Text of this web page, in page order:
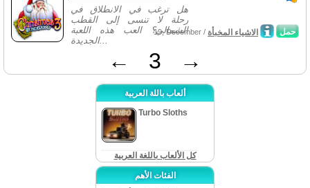
هل ترغب في الانطلاق في
رحلة لا تنسى إلى القطب
الشمالي؟ العب هذه اللعبة
الجديدة...
حمل 19, December / الاشياء المخبأة
← 3 →
ألعاب باللة العربية
Turbo Sloths
كل الألعاب باللغة العربية
الفئات الأهم